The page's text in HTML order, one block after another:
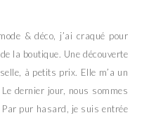
& déco, j’ai craqué pour
la boutique. Une découverte
à petits prix. Elle m’a un
dernier jour, nous sommes
Par pur hasard, je suis entrée